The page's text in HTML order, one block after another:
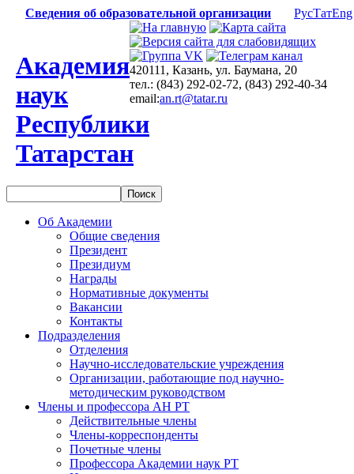
Сведения об образовательной организации РусТатEng
Академия
наук
Республики
Татарстан
420111, Казань, ул. Баумана, 20
тел.: (843) 292-02-72, (843) 292-40-34
email:an.rt@tatar.ru
Об Академии
Общие сведения
Президент
Президиум
Награды
Нормативные документы
Вакансии
Контакты
Подразделения
Отделения
Научно-исследовательские учреждения
Организации, работающие под научно-
методическим руководством
Члены и профессора АН РТ
Действительные члены
Члены-корреспонденты
Почетные члены
Профессора Академии наук РТ